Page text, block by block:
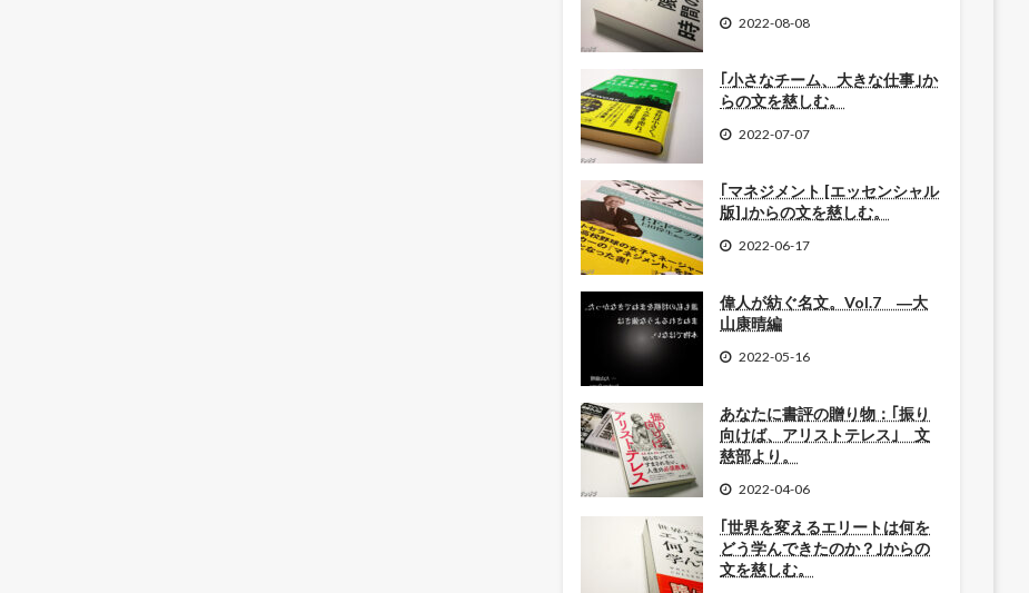
2022-08-08
｢小さなチーム、大きな仕事｣か
らの文を慈しむ。
2022-07-07
｢マネジメント [エッセンシャル
版]｣からの文を慈しむ。
2022-06-17
偉人が紡ぐ名文。Vol.7 ―大
山康晴編
2022-05-16
あなたに書評の贈り物：｢振り
向けば、アリストテレス｣ 文
慈部より。
2022-04-06
｢世界を変えるエリートは何を
どう学んできたのか？｣からの
文を慈しむ。